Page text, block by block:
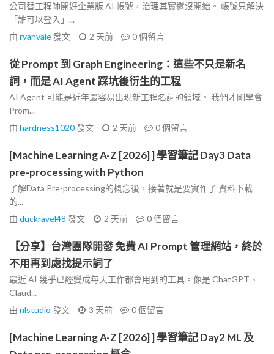
公司替工程師開好企業版 AI 帳號，治理其實還沒開始。 帳號只解決
「誰可以登入」...
由 ryanvale發文 2 天前 0個留言
從 Prompt 到 Graph Engineering：這些不只是新名
詞，而是 AI Agent 踩坑後衍生的工程
AI Agent 可能是近年最容易出現新工程名詞的領域。 我們才剛學會
Prom...
由 hardness1020發文 2 天前 0個留言
[Machine Learning A-Z [2026] ] 學習筆記 Day3 Data
pre-processing with Python
了解Data Pre-processing的概念後，接著就是要實作了 資料下載
的...
由 duckravel48 發文 2 天前 0個留言
【分享】台灣團隊開發 免費 AI Prompt 管理網站，終於
不用再到處找提示詞了
最近 AI 幾乎已經變成每天工作都會用到的工具。像是 ChatGPT、
Claud...
由 nlstudio 發文 3 天前 0個留言
[Machine Learning A-Z [2026] ] 學習筆記 Day2 ML 及